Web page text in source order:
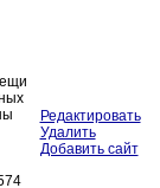
Редактировать
Удалить
Добавить сайт